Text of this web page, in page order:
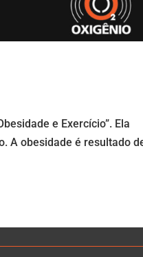
e Exercício”. Ela
A obesidade é resultado